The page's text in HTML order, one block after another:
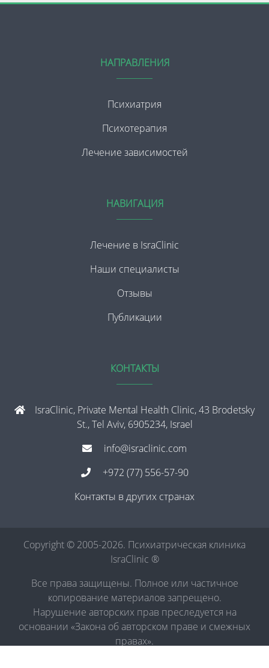
НАПРАВЛЕНИЯ
Психиатрия
Психотерапия
Лечение зависимостей
НАВИГАЦИЯ
Лечение в IsraClinic
Наши специалисты
Отзывы
Публикации
КОНТАКТЫ
IsraClinic, Private Mental Health Clinic, 43 Brodetsky
St., Tel Aviv, 6905234, Israel
info@israclinic.com
+972 (77) 556-57-90
Контакты в других странах
Copyright © 2005-2026. Психиатрическая клиника
IsraClinic ®
Все права защищены. Полное или частичное
копирование материалов запрещено.
Нарушение авторских прав преследуется на
основании «Закона об авторском праве и смежных
правах».